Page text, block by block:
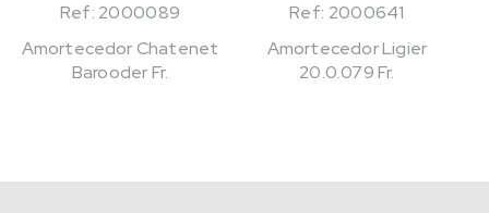
Ref: 2000089
Amortecedor Chatenet
Barooder Fr.
Ref: 2000641
Amortecedor Ligier
20.0.079 Fr.